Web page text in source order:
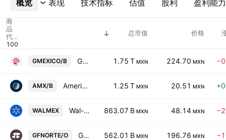
概览 表现 技术指标 估值 股利 盈利能力
更多
商
品
代
码
总市值 价格
GMEXICO/B Grupo Mexico S.A.B. de C.V. Class B 1.75 T MXN 224.70 MXN
AMX/B America Movil SAB de CV Class B 1.25 T MXN 20.51 MXN
WALMEX Wal-Mart de Mexico SAB de CV 863.07 B MXN 48.14 MXN
GFNORTE/O Grupo Financiero Banorte SAB de CV Class O 562.01 B MXN 196.76 MXN